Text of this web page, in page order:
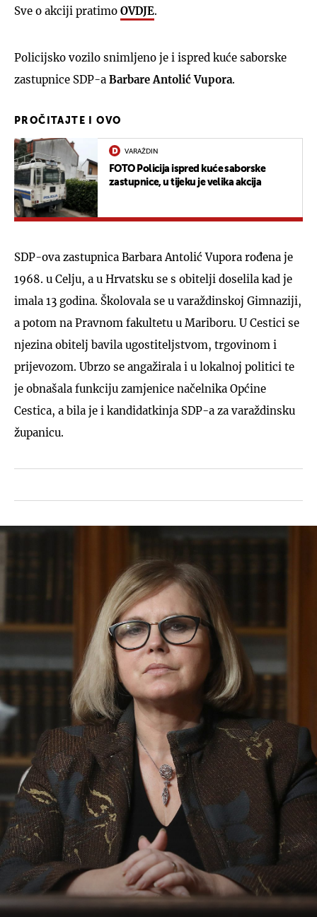
Sve o akciji pratimo OVDJE.
Policijsko vozilo snimljeno je i ispred kuće saborske
zastupnice SDP-a Barbare Antolić Vupora.
PROČITAJTE I OVO
VARAŽDIN
FOTO Policija ispred kuće saborske
zastupnice, u tijeku je velika akcija
SDP-ova zastupnica Barbara Antolić Vupora rođena je
1968. u Celju, a u Hrvatsku se s obitelji doselila kad je
imala 13 godina. Školovala se u varaždinskoj Gimnaziji,
a potom na Pravnom fakultetu u Mariboru. U Cestici se
njezina obitelj bavila ugostiteljstvom, trgovinom i
prijevozom. Ubrzo se angažirala i u lokalnoj politici te
je obnašala funkciju zamjenice načelnika Općine
Cestica, a bila je i kandidatkinja SDP-a za varaždinsku
županicu.